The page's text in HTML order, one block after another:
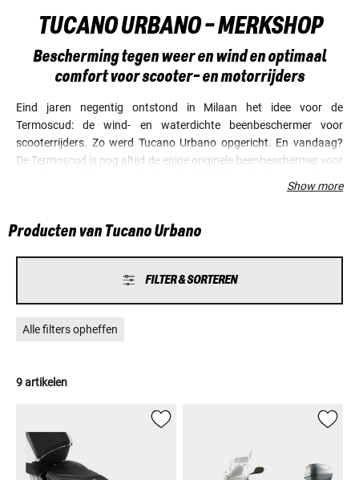
TUCANO URBANO - MERKSHOP
Bescherming tegen weer en wind en optimaal
comfort voor scooter- en motorrijders
Eind jaren negentig ontstond in Milaan het idee voor de
Termoscud: de wind- en waterdichte beenbeschermer voor
scooterrijders. Zo werd Tucano Urbano opgericht. En vandaag?
De Termoscud is nog altijd de enige originele beenbeschermer voor
Inmiddels is het assortiment van Tucano Urbano uitgebreid met
onderscheiden zich allemaal door functionaliteit, comfort,
Show more
Producten van Tucano Urbano
FILTER & SORTEREN
Alle filters opheffen
9 artikelen